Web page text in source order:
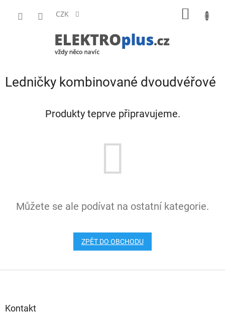
CZK
Ledničky kombinované dvoudvéřové
Produkty teprve připravujeme.
Můžete se ale podívat na ostatní kategorie.
ZPĚT DO OBCHODU
Kontakt